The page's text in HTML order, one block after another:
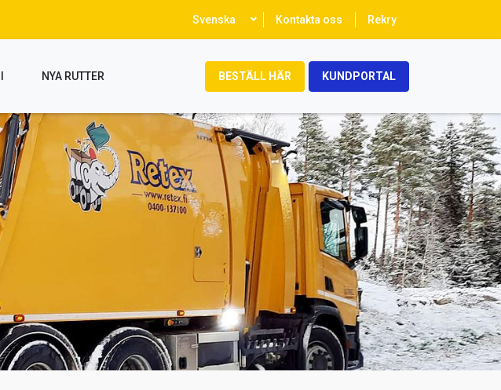
your
Svenska Kontakta oss Rekry
NYA RUTTER BESTÄLL HÄR KUNDPORTAL